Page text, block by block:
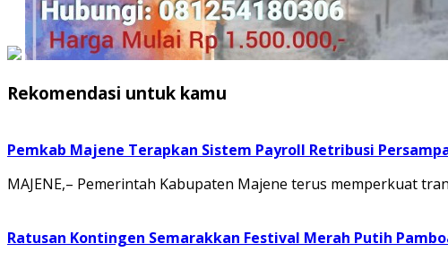
Rekomendasi untuk kamu
Pemkab Majene Terapkan Sistem Payroll Retribusi
MAJENE,– Pemerintah Kabupaten Majene terus memperkuat
Ratusan Kontingen Semarakkan Festival Merah Putih